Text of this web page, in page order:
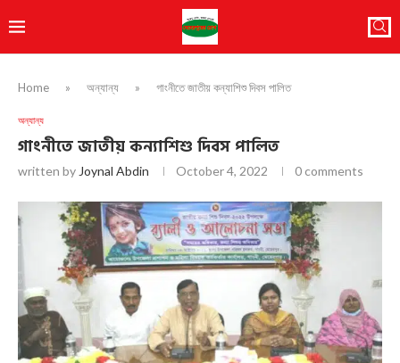
Home » অন্যান্য » গাংনীতে জাতীয় কন্যাশিশু দিবস পালিত
অন্যান্য
গাংনীতে জাতীয় কন্যাশিশু দিবস পালিত
written by Joynal Abdin October 4, 2022 0 comments